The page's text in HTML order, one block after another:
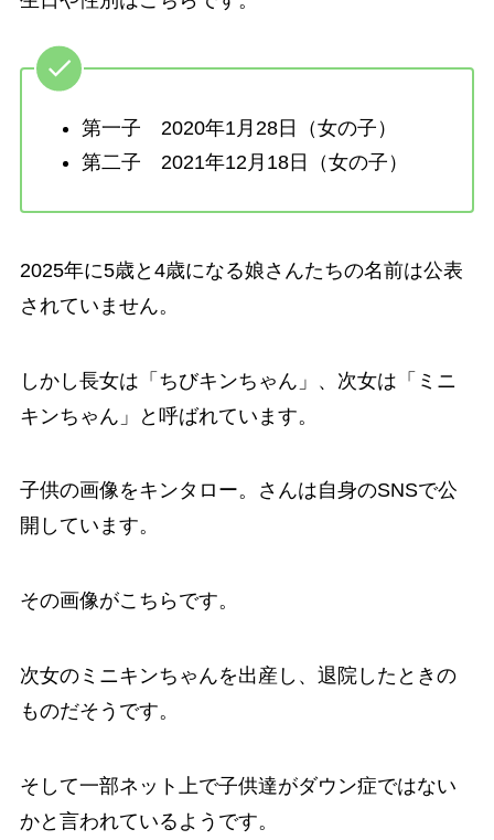
第一子 2020年1月28日（女の子）
第二子 2021年12月18日（女の子）
2025年に5歳と4歳になる娘さんたちの名前は公表
されていません。
しかし長女は「ちびキンちゃん」、次女は「ミニ
キンちゃん」と呼ばれています。
子供の画像をキンタロー。さんは自身のSNSで公
開しています。
その画像がこちらです。
次女のミニキンちゃんを出産し、退院したときの
ものだそうです。
そして一部ネット上で子供達がダウン症ではない
かと言われているようです。